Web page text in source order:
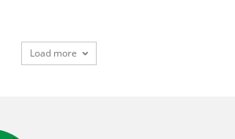
Load more